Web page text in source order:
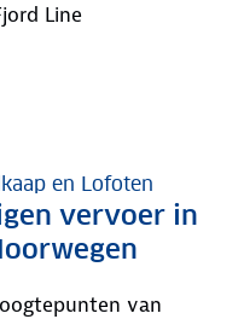
Line
en Lofoten
vervoer in
van